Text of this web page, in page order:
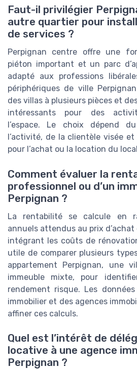
Faut-il privilégier
autre quartier pour
de services ?
Perpignan centre offre une
piéton important et un parc
adapté aux professions
périphériques de ville
des villas à plusieurs pièces et
intéressants pour des
l’espace. Le choix dépend
l’activité, de la clientèle visée
pour l’achat ou la location du
Comment évaluer la
professionnel ou d’un
Perpignan ?
La rentabilité se calcule en
annuels attendus au prix
intégrant les coûts de
utile de comparer plusieurs
appartement Perpignan, une
immeuble mixte, pour
rendement risque. Les
immobilier et des agences
affiner ces calculs.
Quel est l’intérêt de
locative à une agence
Perpignan ?